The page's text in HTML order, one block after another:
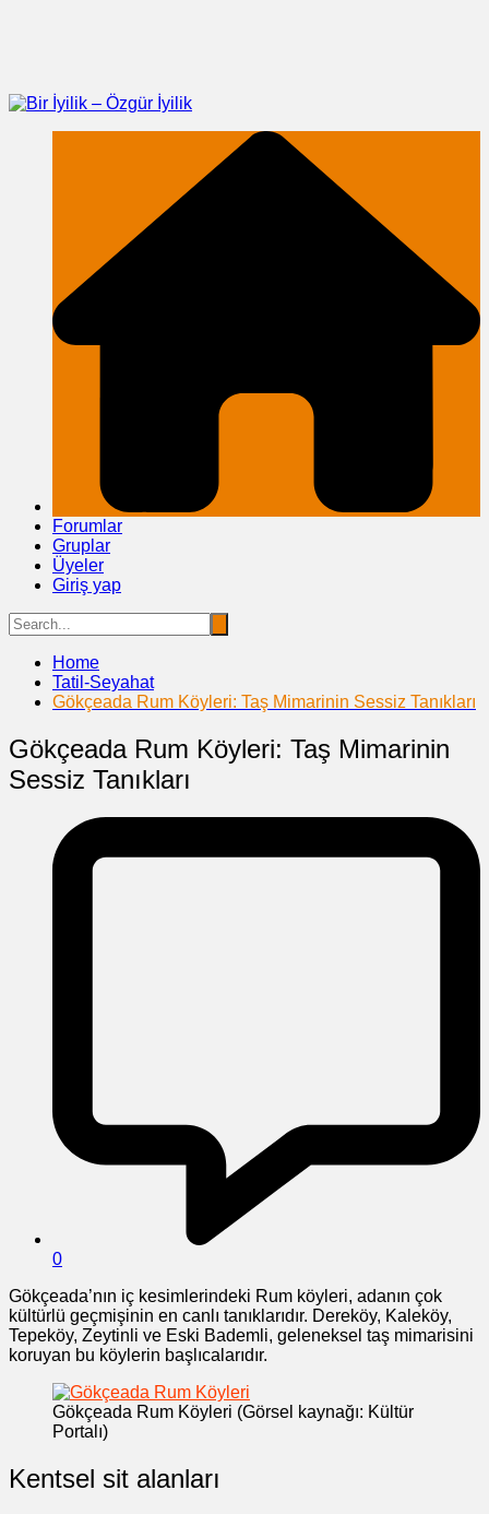
Forumlar
Gruplar
Üyeler
Giriş yap
Home
Tatil-Seyahat
Gökçeada Rum Köyleri: Taş Mimarinin Sessiz Tanıkları
Gökçeada Rum Köyleri: Taş Mimarinin
Sessiz Tanıkları
0
Gökçeada’nın iç kesimlerindeki Rum köyleri, adanın çok
kültürlü geçmişinin en canlı tanıklarıdır. Dereköy, Kaleköy,
Tepeköy, Zeytinli ve Eski Bademli, geleneksel taş mimarisini
koruyan bu köylerin başlıcalarıdır.
Gökçeada Rum Köyleri (Görsel kaynağı: Kültür
Portalı)
Kentsel sit alanları